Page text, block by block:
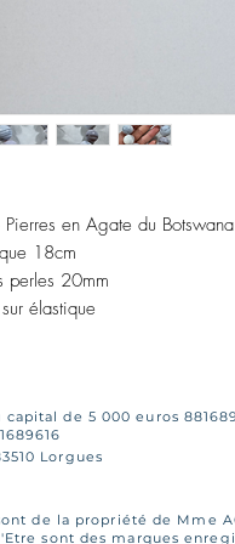
Pierres en Agate du
18cm
perles 20mm
élastique
capital de 5 000 euros
Lorgues
de la propriété de Mme
sont des marques